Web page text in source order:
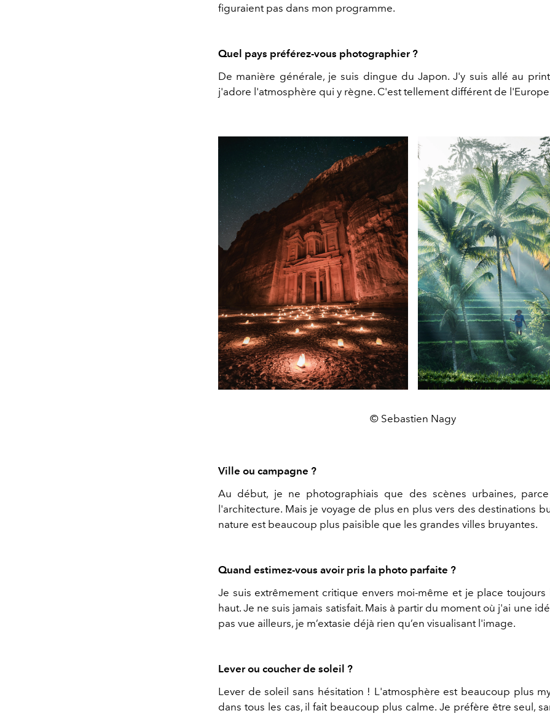
figuraient pas dans mon programme.
Quel pays préférez-vous photographier ?
De manière générale, je suis dingue du Japon. J'y suis allé au
j'adore l'atmosphère qui y règne. C'est tellement différent de
© Sebastien Nagy
Ville ou campagne ?
Au début, je ne photographiais que des scènes urbaines,
l'architecture. Mais je voyage de plus en plus vers des destinations
nature est beaucoup plus paisible que les grandes villes bruyantes.
Quand estimez-vous avoir pris la photo parfaite ?
Je suis extrêmement critique envers moi-même et je place toujours
haut. Je ne suis jamais satisfait. Mais à partir du moment où j'ai une
pas vue ailleurs, je m’extasie déjà rien qu’en visualisant l'image.
Lever ou coucher de soleil ?
Lever de soleil sans hésitation ! L'atmosphère est beaucoup plus
dans tous les cas, il fait beaucoup plus calme. Je préfère être seul,